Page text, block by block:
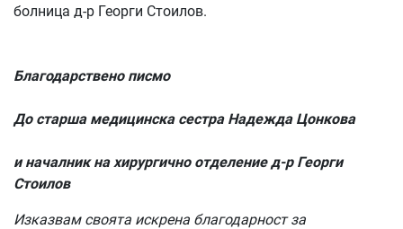
болница д-р Георги Стоилов.
Благодарствено писмо
До старша медицинска сестра Надежда Цонкова
и началник на хирургично отделение д-р Георги
Стоилов
Изказвам своята искрена благодарност за